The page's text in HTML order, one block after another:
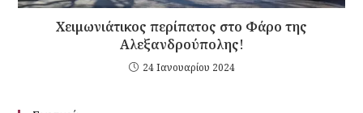
Χειμωνιάτικος περίπατος στο Φάρο της
Αλεξανδρούπολης!
24 Ιανουαρίου 2024